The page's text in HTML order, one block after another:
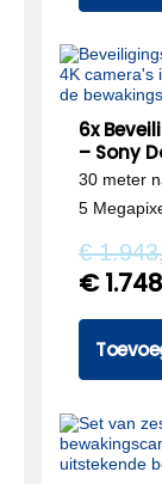
6x
– Sony
30 meter
5
€
€